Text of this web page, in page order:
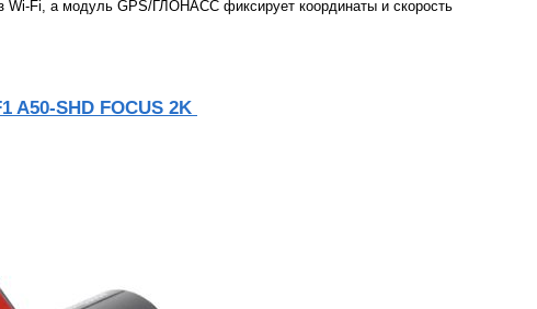
Wi-Fi, а модуль GPS/ГЛОНАСС фиксирует координаты и скорость
A50-SHD FOCUS 2K